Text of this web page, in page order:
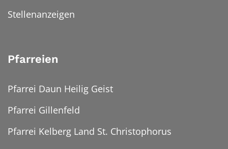
Stellenanzeigen
Pfarreien
Pfarrei Daun Heilig Geist
Pfarrei Gillenfeld
Pfarrei Kelberg Land St. Christophorus